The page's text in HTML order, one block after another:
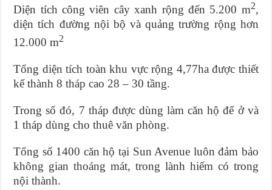
Diện tích công viên cây xanh rộng đến 5.200 m2,
diện tích đường nội bộ và quảng trường rộng hơn
12.000 m2
Tổng diện tích toàn khu vực rộng 4,77ha được thiết
kế thành 8 tháp cao 28 – 30 tầng.
Trong số đó, 7 tháp được dùng làm căn hộ để ở và
1 tháp dùng cho thuê văn phòng.
Tổng số 1400 căn hộ tại Sun Avenue luôn đảm bảo
không gian thoáng mát, trong lành hiếm có trong
nội thành.